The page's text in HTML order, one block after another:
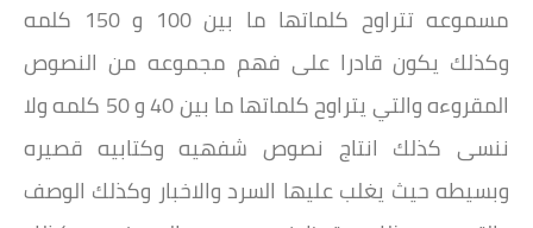
مسموعه تتراوح كلماتها ما بين 100 و 150 كلمه
وكذلك يكون قادرا على فهم مجموعه من النصوص
المقروءه والتي يتراوح كلماتها ما بين 40 و 50 كلمه ولا
ننسى كذلك انتاج نصوص شفهيه وكتابيه قصيره
وبسيطه حيث يغلب عليها السرد والاخبار وكذلك الوصف